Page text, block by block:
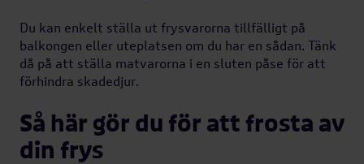
Du kan enkelt ställa ut frysvarorna tillfälligt på
balkongen eller uteplatsen om du har en sådan. Tänk
då på att ställa matvarorna i en sluten påse för att
förhindra skadedjur.
Så här gör du för att frosta av
din frys